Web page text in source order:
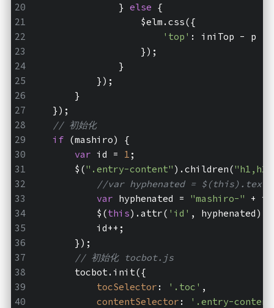
                }
else {
                    $elm.css({
'top' : iniTop - p
                    });
                }
            });
        }
    });
// 初始化
if (mashiro) {
var id = 1 ;
        $(
".entry-content" ).children(
//var hyphenated =
var hyphenated = "mashiro-"
+
            $(
this).attr( 'id' , hyphenated);
            id++;
        });
// 初始化 tocbot.js
        tocbot.init({
tocSelector : '.toc' ,
contentSelector :
'.entry-